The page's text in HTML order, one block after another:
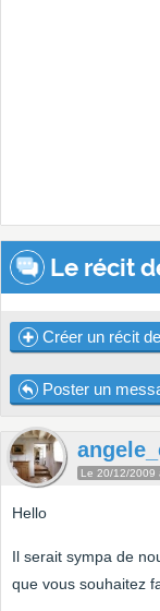
Le récit
Créer un récit
Poster un
Le 20/12/2009
Hello
Il serait sympa de
que vous souhaitez